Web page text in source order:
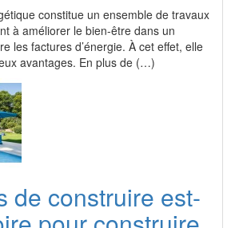
constitue un ensemble de travaux
à améliorer le bien-être dans un
les factures d’énergie. À cet effet, elle
avantages. En plus de (…)
de construire est-